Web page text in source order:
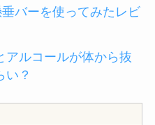
バーを使ってみたレビ
アルコールが体から抜
い？